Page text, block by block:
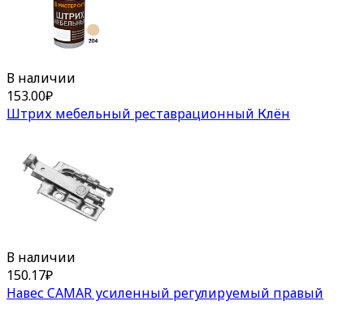
В наличии
153.00₽
Штрих мебельный реставрационный Клён
В наличии
150.17₽
Навес CAMAR усиленный регулируемый правый